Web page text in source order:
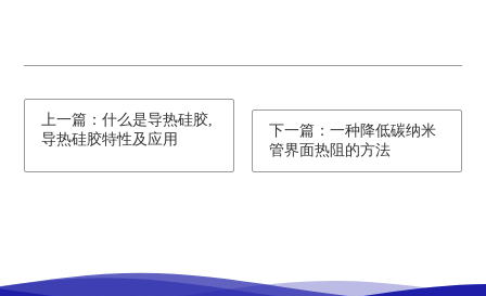
上一篇：什么是导热硅胶,
导热硅胶特性及应用
下一篇：一种降低碳纳米
管界面热阻的方法